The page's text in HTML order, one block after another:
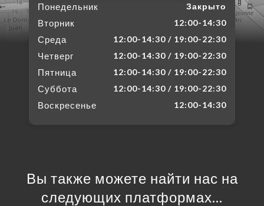
Понедельник Закрыто
Вторник 12:00-14:30
Среда 12:00-14:30 / 19:00-22:30
Четверг 12:00-14:30 / 19:00-22:30
Пятница 12:00-14:30 / 19:00-22:30
Суббота 12:00-14:30 / 19:00-22:30
Воскресенье 12:00-14:30
Вы также можете найти нас на
следующих платформах…